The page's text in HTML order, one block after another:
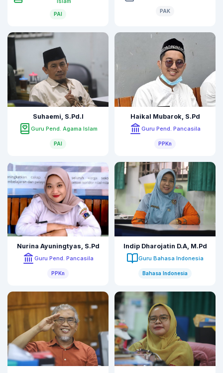
PAI PAK
Suhaemi, S.Pd.I
Guru Pend. Agama Islam
PAI
Haikal Mubarok, S.Pd
Guru Pend. Pancasila
PPKn
Nurina Ayuningtyas, S.Pd
Guru Pend. Pancasila
PPKn
Indip Dharojatin D.A, M.Pd
Guru Bahasa Indonesia
Bahasa Indonesia